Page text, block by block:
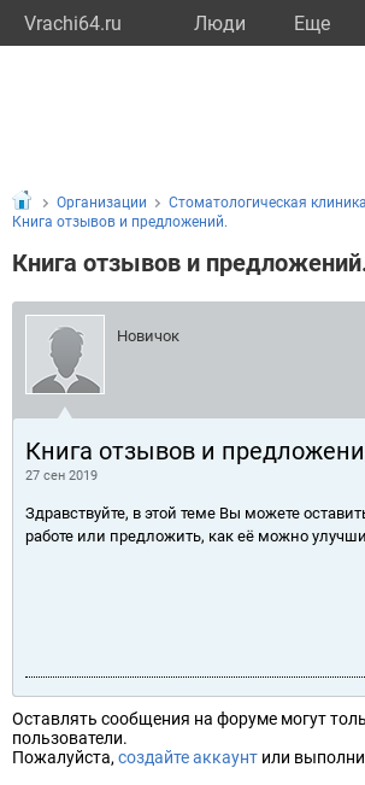
Vrachi64.ru Люди Eще
Организации Стоматологическая
Книга отзывов и предложений.
Книга отзывов и
Новичок
Книга отзывов и
27 сен 2019
Здравствуйте, в этой теме Вы можете
работе или предложить, как её можно
Оставлять сообщения на форуме могут
пользователи.
Пожалуйста, создайте аккаунт или